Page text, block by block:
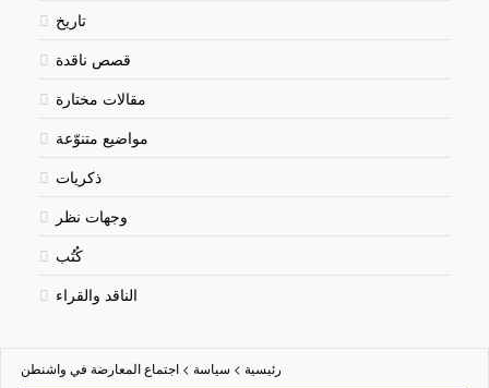
تاريخ
قصص ناقدة
مقالات مختارة
مواضيع متنوّعة
ذكريات
وجهات نظر
كُتُب
الناقد والقراء
رئيسية > سياسة >اجتماع المعارضة في واشنطن